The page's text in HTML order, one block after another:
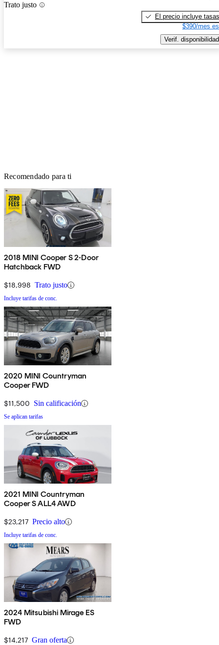
Trato justo
El precio incluye tasas
$390/mes
Verif. disponibilidad
Recomendado para ti
2018 MINI Cooper S 2-Door
Hatchback FWD
$18,998 Trato justo
Incluye tarifas de conc.
2020 MINI Countryman
Cooper FWD
$11,500 Sin calificación
Se aplican tarifas
2021 MINI Countryman
Cooper S ALL4 AWD
$23,217 Precio alto
Incluye tarifas de conc.
2024 Mitsubishi Mirage ES
FWD
$14,217 Gran oferta